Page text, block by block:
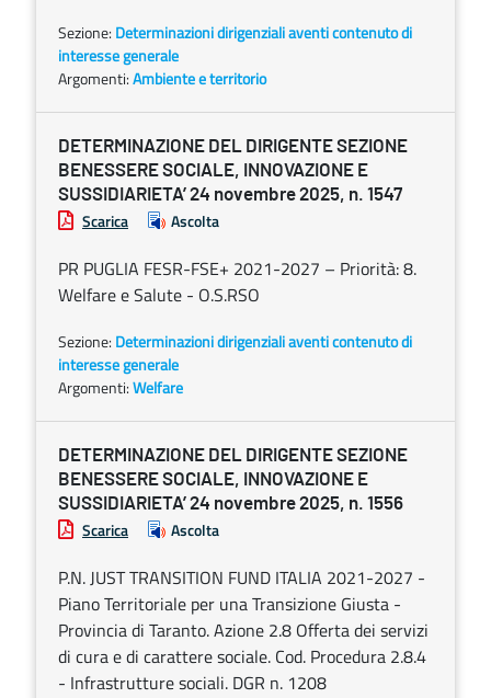
Sezione: Determinazioni dirigenziali aventi contenuto di
interesse generale
Argomenti:Ambiente e territorio
DETERMINAZIONE DEL DIRIGENTE SEZIONE
BENESSERE SOCIALE, INNOVAZIONE E
SUSSIDIARIETA’ 24 novembre 2025, n. 1547
Scarica Ascolta
PR PUGLIA FESR-FSE+ 2021-2027 – Priorità: 8.
Welfare e Salute - O.S.RSO
Sezione: Determinazioni dirigenziali aventi contenuto di
interesse generale
Argomenti:Welfare
DETERMINAZIONE DEL DIRIGENTE SEZIONE
BENESSERE SOCIALE, INNOVAZIONE E
SUSSIDIARIETA’ 24 novembre 2025, n. 1556
Scarica Ascolta
P.N. JUST TRANSITION FUND ITALIA 2021-2027 -
Piano Territoriale per una Transizione Giusta -
Provincia di Taranto. Azione 2.8 Offerta dei servizi
di cura e di carattere sociale. Cod. Procedura 2.8.4
- Infrastrutture sociali. DGR n. 1208